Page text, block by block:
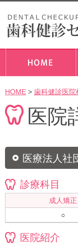
HOME > 歯科健診医院
医院
医療法人
診療科目
成人矯正
○
医院紹介